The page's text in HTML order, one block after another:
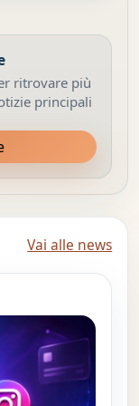
ritrovare più
principali
Vai alle news